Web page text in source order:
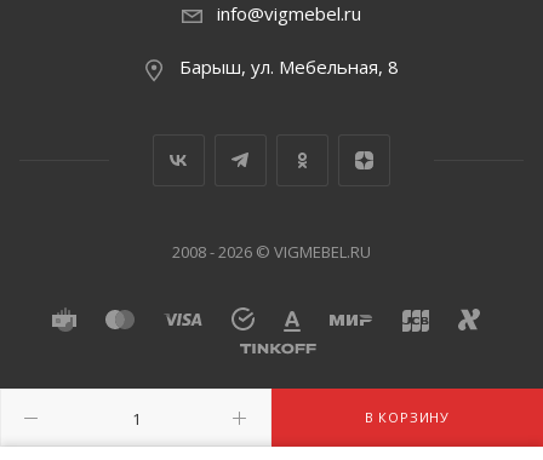
В КОРЗИНУ
info@vigmebel.ru
Барыш, ул. Мебельная, 8
2008 - 2026 © VIGMEBEL.RU